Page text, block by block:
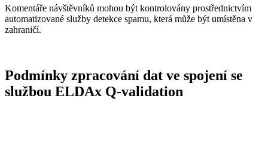
Komentáře návštěvníků mohou být kontrolovány prostřednictvím
automatizované služby detekce spamu, která může být umístěna v
zahraničí.
Podmínky zpracování dat ve spojení se
službou ELDAx Q-validation